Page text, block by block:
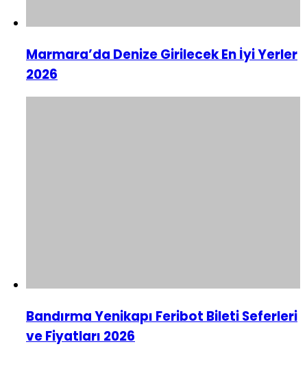
Marmara’da Denize Girilecek En İyi Yerler
2026
Bandırma Yenikapı Feribot Bileti Seferleri
ve Fiyatları 2026